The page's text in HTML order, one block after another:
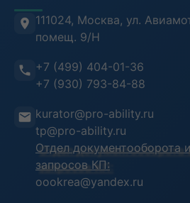
Антитеррористическая
Информационная безопасность
Воинский учет
Проверка документов (ФРДО)
Отзывы клиентов
Преподаватели
Анкета слушателя
111024, Москва, ул.
помещ. 9/Н
+7 (499) 404-01-36
+7 (930) 793-84-88
kurator@pro-ability.ru
tp@pro-ability.ru
Отдел документооборота
запросов КП:
oookrea@yandex.ru